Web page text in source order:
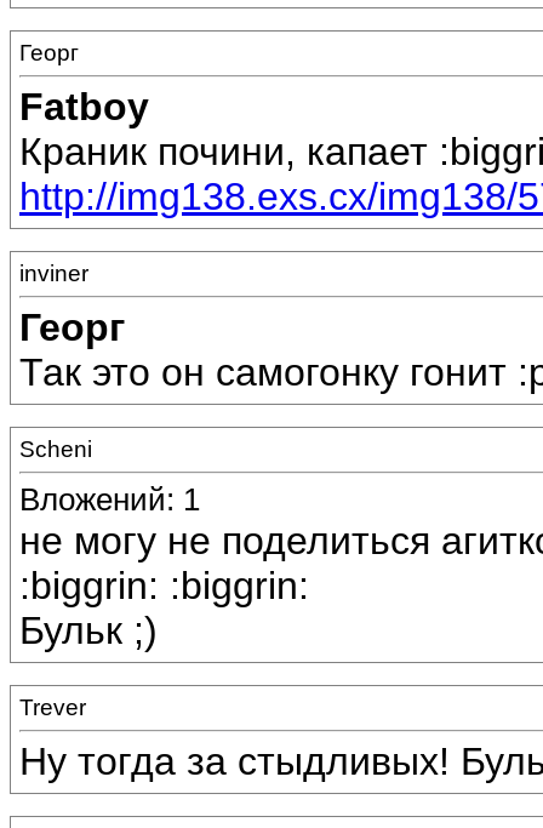
Георг
Fatboy
Краник почини, капает
http://img138.exs.cx/img138/
inviner
Георг
Так это он самогонку гонит
Scheni
Вложений: 1
не могу не поделиться
:biggrin: :biggrin:
Бульк ;)
Trever
Ну тогда за стыдливых!